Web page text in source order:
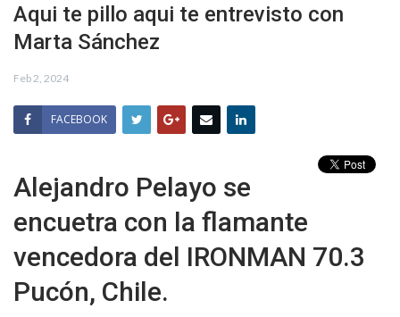
Aqui te pillo aqui te entrevisto con
Marta Sánchez
Feb 2, 2024
FACEBOOK
Alejandro Pelayo se
encuetra con la flamante
vencedora del IRONMAN 70.3
Pucón, Chile.